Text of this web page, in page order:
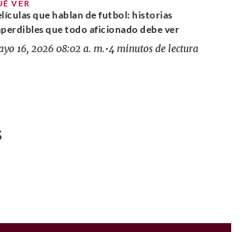
VER
que hablan de futbol: historias
que todo aficionado debe ver
16, 2026 08:02 a. m.•4 minutos de lectura